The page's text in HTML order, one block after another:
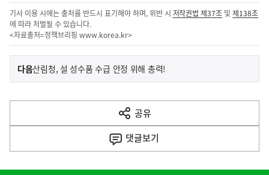
기사 이용 시에는 출처를 반드시 표기해야 하며, 위반 시 저작권법 제37조 및제138조
에 따라 처벌될 수 있습니다.
<자료출처=정책브리핑 www.korea.kr>
이
전
다
음
다음기
사
산림청, 설 성수품 수급 안정 위해 총력!
공유
열
기
댓글보기